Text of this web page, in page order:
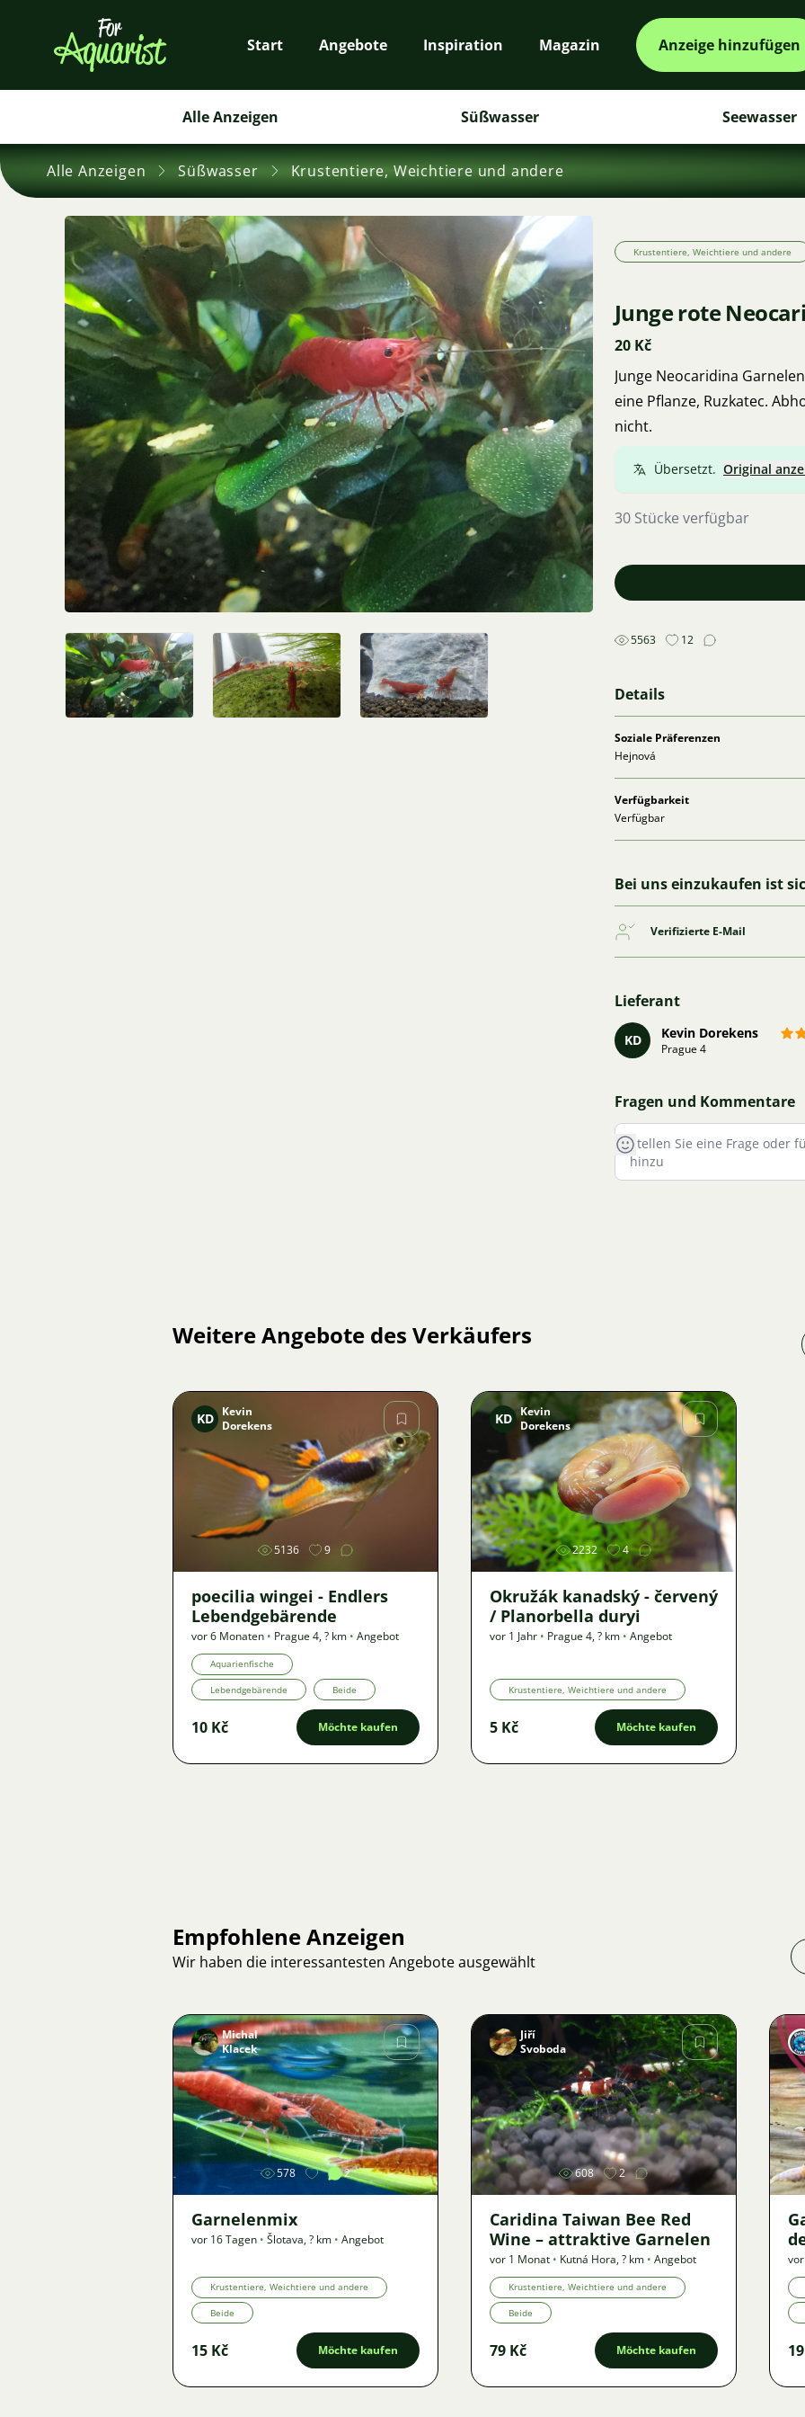
Start Angebote Inspiration Magazin Anzeige hinzufügen
Alle Anzeigen Süßwasser Seewasser
Alle Anzeigen Süßwasser Krustentiere, Weichtiere und andere
Krustentiere, Weichtiere und andere
Junge rote
20 Kč
Junge Neocaridina
eine Pflanze, Ruzkatec.
nicht.
Übersetzt. Original
30 Stücke verfügbar
5563 12
Details
Soziale Präferenzen
Hejnová
Verfügbarkeit
Verfügbar
Bei uns einzukaufen ist
Verifizierte E-Mail
Lieferant
KD Kevin Dorekens
Prague 4
Fragen und Kommentare
Weitere Angebote des Verkäufers
Bild
KD
Kevin
Dorekens
5136 9
poecilia wingei - Endlers
Lebendgebärende
vor 6 Monaten • Prague 4,? km • Angebot
Aquarienfische
Lebendgebärende Beide
10 Kč Möchte kaufen
Bild
KD Kevin
Dorekens
2232 4
Okružák kanadský - červený
/ Planorbella duryi
vor 1 Jahr • Prague 4,? km • Angebot
Krustentiere, Weichtiere und andere
5 Kč Möchte kaufen
Empfohlene Anzeigen
Wir haben die interessantesten Angebote ausgewählt
Bild
Michal
Klacek
578 2
Garnelenmix
vor 16 Tagen • Šlotava,? km • Angebot
Krustentiere, Weichtiere und andere
Beide
15 Kč Möchte kaufen
Bild
Jiří
Svoboda
608 2
Caridina Taiwan Bee Red
Wine – attraktive Garnelen
vor 1 Monat • Kutná Hora,? km • Angebot
Krustentiere, Weichtiere und andere
Beide
79 Kč Möchte kaufen